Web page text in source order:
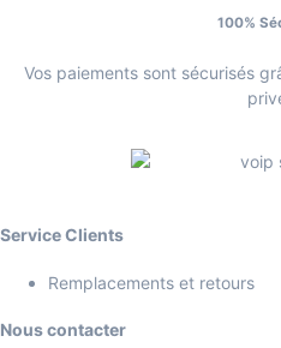
100%
Vos paiements sont sécurisés
Service Clients
Remplacements et retours
Nous contacter